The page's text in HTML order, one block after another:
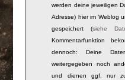
werden deine jeweiligen
Adresse) hier im Weblog
gespeichert (siehe
Kommentarfunktion
dennoch: Deine
weitergegeben noch
und dienen ggf. nur